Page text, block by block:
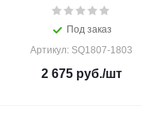
Под заказ
Артикул: SQ1807-1803
2 675руб./шт